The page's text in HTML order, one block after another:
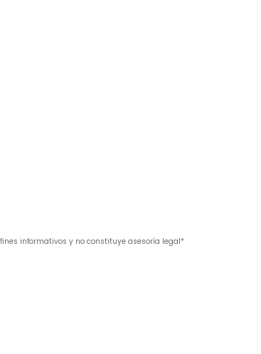
informativos y no constituye asesoría legal*